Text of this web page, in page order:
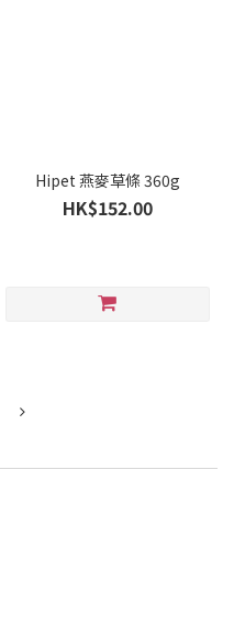
Hipet 燕麥草條 360g
HK$152.00